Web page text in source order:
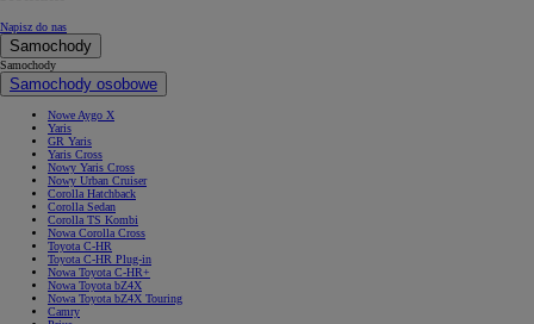
Napisz do nas
Samochody
Samochody
Samochody osobowe
Nowe Aygo X
Yaris
GR Yaris
Yaris Cross
Nowy Yaris Cross
Nowy Urban Cruiser
Corolla Hatchback
Corolla Sedan
Corolla TS Kombi
Nowa Corolla Cross
Toyota C-HR
Toyota C-HR Plug-in
Nowa Toyota C-HR+
Nowa Toyota bZ4X
Nowa Toyota bZ4X Touring
Camry